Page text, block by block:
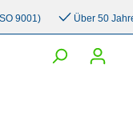
Über 50 Jahre